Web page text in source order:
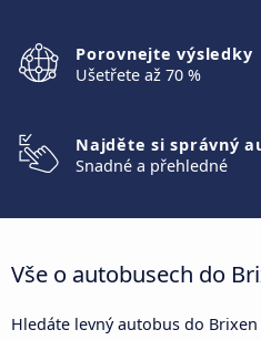
Porovnejte výsledky
Ušetřete až 70 %
Najděte si správný
Snadné a přehledné
Vše o autobusech do
Hledáte levný autobus do